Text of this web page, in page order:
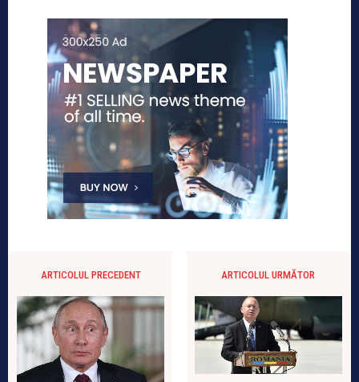
ARTICOLUL PRECEDENT ARTICOLUL URMĂTOR